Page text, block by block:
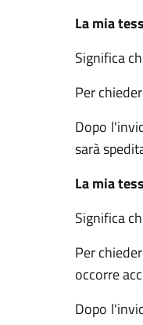
La mia
Significa
Per
Dopo
sarà
La mia
Significa
Per
occorre
Dopo